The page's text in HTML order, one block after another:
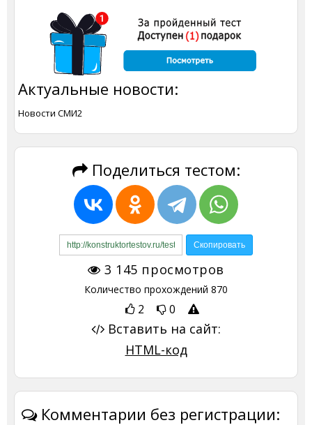
Актуальные новости:
Новости СМИ2
Поделиться тестом:
3 145 просмотров
Количество прохождений 870
2 0
Вставить на сайт:
HTML-код
Комментарии без регистрации: